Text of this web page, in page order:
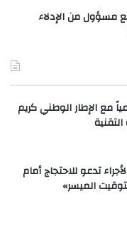
مسؤول من الإدلاء
مع الإطار الوطني كريم
تدعو للاحتجاج أمام
الميسر»